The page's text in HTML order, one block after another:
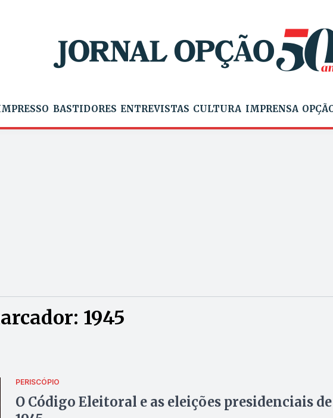
BASTIDORES ENTREVISTAS CULTURA IMPRENSA
1945
PERISCÓPIO
O Código Eleitoral e as eleições presidenciais de